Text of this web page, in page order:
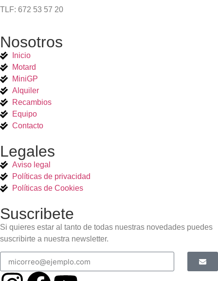
TLF: 672 53 57 20
Nosotros
Inicio
Motard
MiniGP
Alquiler
Recambios
Equipo
Contacto
Legales
Aviso legal
Políticas de privacidad
Políticas de Cookies
Suscribete
Si quieres estar al tanto de todas nuestras novedades puedes
suscribirte a nuestra newsletter.